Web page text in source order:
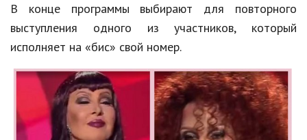
Животные
Еда и напитки
Праздники и подарки
Кинематограф
Домашние животные
В конце программы выбирают для повторного
выступления одного из участников, который
исполняет на «бис» свой номер.